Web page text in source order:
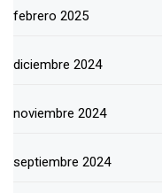
febrero 2025
diciembre 2024
noviembre 2024
septiembre 2024